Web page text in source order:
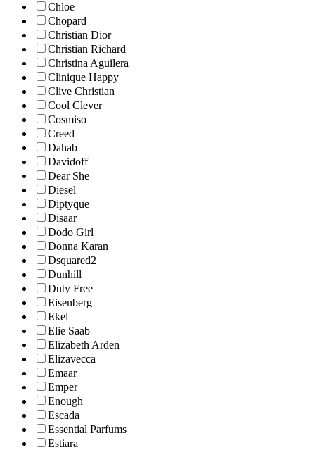
Chloe
Chopard
Christian Dior
Christian Richard
Christina Aguilera
Clinique Happy
Clive Christian
Cool Clever
Cosmiso
Creed
Dahab
Davidoff
Dear She
Diesel
Diptyque
Disaar
Dodo Girl
Donna Karan
Dsquared2
Dunhill
Duty Free
Eisenberg
Ekel
Elie Saab
Elizabeth Arden
Elizavecca
Emaar
Emper
Enough
Escada
Essential Parfums
Estiara